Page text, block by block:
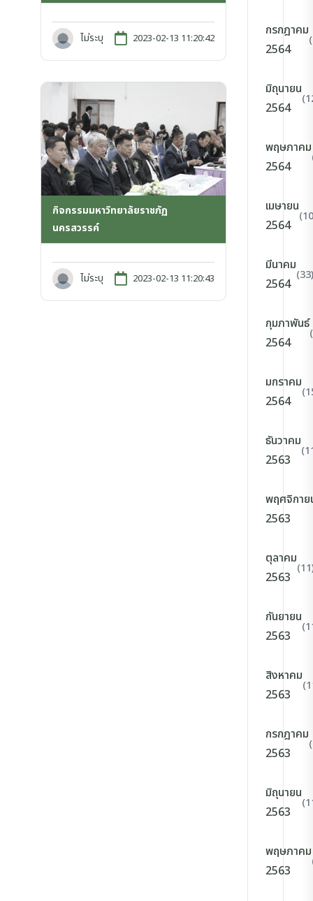
ไม่ระบุ 2023-02-13 11:20:42
กิจกรรมมหาวิทยาลัยราชภัฏ
นครสวรรค์
ไม่ระบุ 2023-02-13 11:20:43
กรกฎาคม
2564
มิถุนายน
2564
พฤษภาคม
2564
เมษายน
2564
มีนาคม
2564
(33)
กุมภาพันธ์
2564
มกราคม
2564
ธันวาคม
2563
พฤศจิกาย
2563
ตุลาคม
2563
กันยายน
2563
สิงหาคม
2563
กรกฎาคม
2563
มิถุนายน
2563
พฤษภาคม
2563